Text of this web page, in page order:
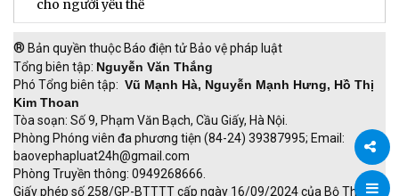
Chia
cho người yếu thế
® Bản quyền thuộc Báo điện tử Bảo vệ pháp luật
Tổng biên tập: Nguyễn Văn Thắng
Phó Tổng biên tập: Vũ Mạnh Hà, Nguyễn Mạnh Hưng, Hồ Thị
Kim Thoan
Tòa soạn: Số 9, Phạm Văn Bạch, Cầu Giấy, Hà Nội.
Phòng Phóng viên đa phương tiện (84-24) 39387995; Email:
baovephapluat24h@gmail.com
Phòng Truyền thông: 0949268666.
Giấy phép số 258/GP-BTTTT cấp ngày 16/09/2024 của Bộ Thông